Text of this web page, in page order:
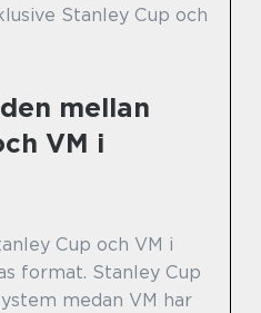
Stanley Cup och
mellan
VM i
Cup och VM i
format. Stanley Cup
medan VM har